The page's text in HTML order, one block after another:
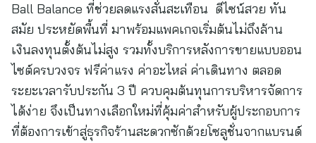
Ball Balance ที่ช่วยลดแรงสั่นสะเทือน ดีไซน์สวย ทัน
สมัย ประหยัดพื้นที่ มาพร้อมแพคเกจเริ่มต้นไม่ถึงล้าน
เงินลงทุนตั้งต้นไม่สูง รวมทั้งบริการหลังการขายแบบออน
ไซต์ครบวงจร ฟรีค่าแรง ค่าอะไหล่ ค่าเดินทาง ตลอด
ระยะเวลารับประกัน 3 ปี ควบคุมต้นทุนการบริหารจัดการ
ได้ง่าย จึงเป็นทางเลือกใหม่ที่คุ้มค่าสำหรับผู้ประกอบการ
ที่ต้องการเข้าสู่ธุรกิจร้านสะดวกซักด้วยโซลูชั่นจากแบรนด์